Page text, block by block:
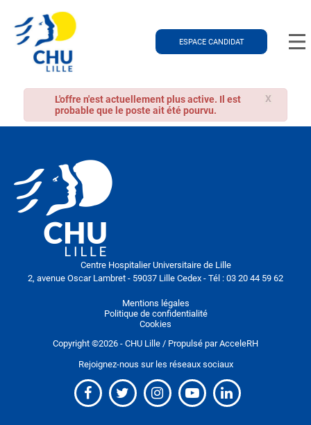
ESPACE CANDIDAT
X
L'offre n'est actuellement plus active. Il est
probable que le poste ait été pourvu.
Centre Hospitalier Universitaire de Lille
2, avenue Oscar Lambret - 59037 Lille Cedex - Tél : 03 20 44 59 62
Mentions légales
Politique de confidentialité
Cookies
Copyright ©2026 - CHU Lille / Propulsé parAcceleRH
Rejoignez-nous sur les réseaux sociaux